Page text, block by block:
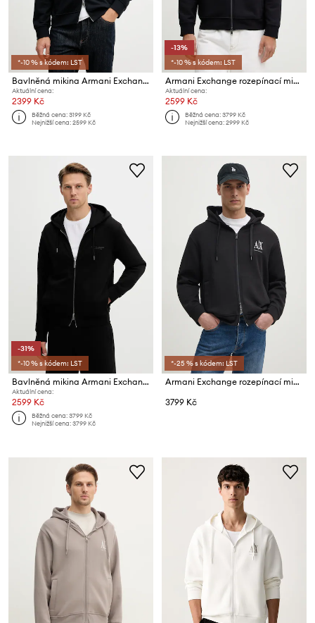
*-10 % s kódem: LST
Bavlněná mikina Armani Exchange
Aktuální cena:
2399 Kč
Běžná cena:3199 Kč
Nejnižší cena:2599 Kč
-13%
*-10 % s kódem: LST
Armani Exchange rozepínací mikina s kapucí pánská s bavlnou
Aktuální cena:
2599 Kč
Běžná cena:3799 Kč
Nejnižší cena:2999 Kč
-31%
*-10 % s kódem: LST
Bavlněná mikina Armani Exchange
Aktuální cena:
2599 Kč
Běžná cena:3799 Kč
Nejnižší cena:3799 Kč
*-25 % s kódem: LST
Armani Exchange rozepínací mikina s kapucí pánská s bavlnou
3799 Kč